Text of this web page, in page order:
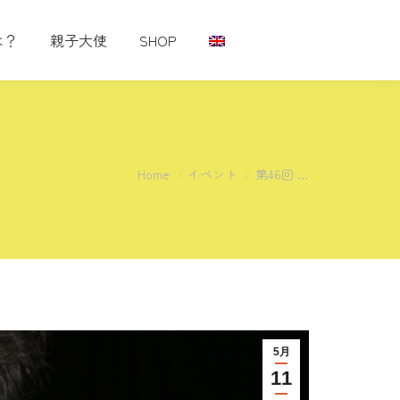
親子大使 SHOP
You are here:
Home イベント 第46回 …
5月
11